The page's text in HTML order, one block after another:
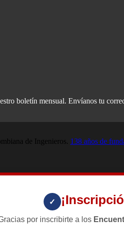
boletín mensual. Envíanos tu
de Ingenieros. 138 años de
✓
por inscribirte a los